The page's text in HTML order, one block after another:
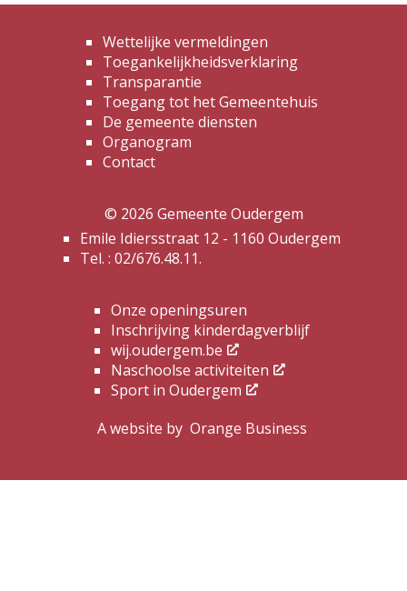
Wettelijke vermeldingen
Toegankelijkheidsverklaring
Transparantie
Toegang tot het Gemeentehuis
De gemeente diensten
Organogram
Contact
© 2026 Gemeente Oudergem
Emile Idiersstraat 12 - 1160 Oudergem
Tel. : 02/676.48.11.
Onze openingsuren
Inschrijving kinderdagverblijf
wij.oudergem.be
Naschoolse activiteiten
Sport in Oudergem
A website by Orange Business